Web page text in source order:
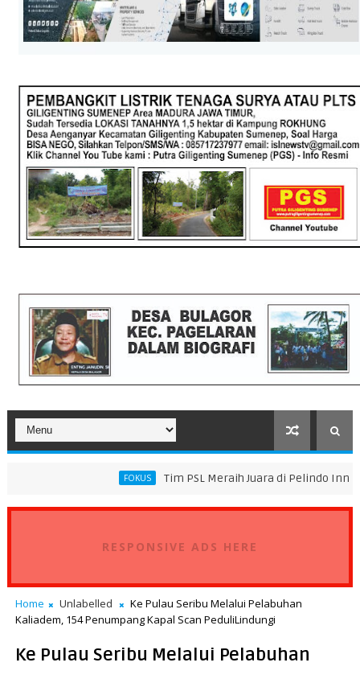
Tim PSL Meraih Juara di Pelindo Innovation Award
RESPONSIVE ADS HERE
Home Unlabelled
Ke Pulau Seribu Melalui Pelabuhan
Kaliadem, 154 Penumpang Kapal Scan PeduliLindungi
Ke Pulau Seribu Melalui Pelabuhan